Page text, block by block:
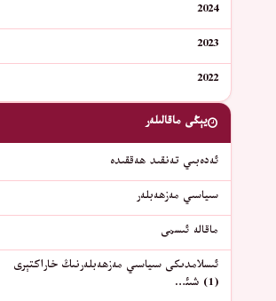
2024
2023
2022
يېڭى ماقالىلەر
ئەدەبىي تەنقىد ھەققىدە
سىياسىي مەزھەبلەر
ماقالە ئىسمى
ئىسلامدىكى سىياسىي مەزھەبلەرنىڭ خاراكتېرى
(1) شىئ…